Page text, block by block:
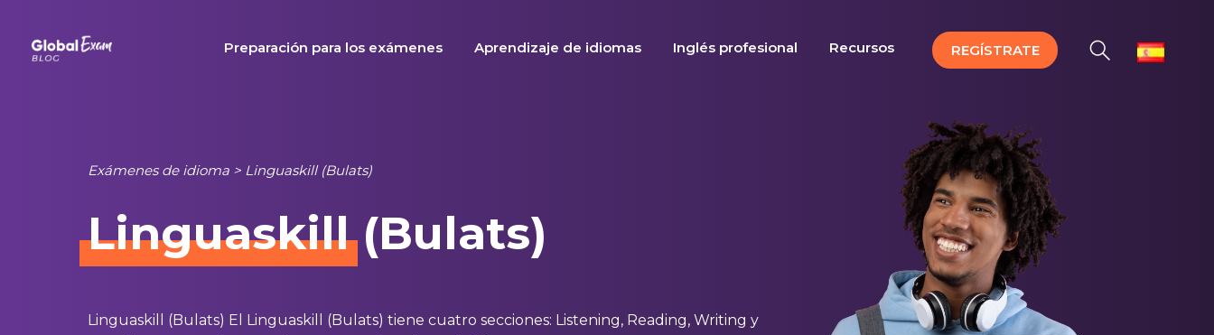
content
Preparación para los exámenes Aprendizaje de idiomas Inglés profesional Recursos REGÍSTRATE
Exámenes de idioma > Linguaskill (Bulats)
Linguaskill(Bulats)
Linguaskill (Bulats) El Linguaskill (Bulats) tiene cuatro secciones: Listening, Reading, Writing y